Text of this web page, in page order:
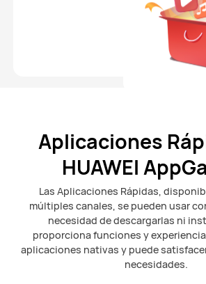
Aplicaciones
HUAWEI
Las Aplicaciones Rápidas,
múltiples canales, se pueden usar
necesidad de descargarlas ni
proporciona funciones y
aplicaciones nativas y puede
necesidades.